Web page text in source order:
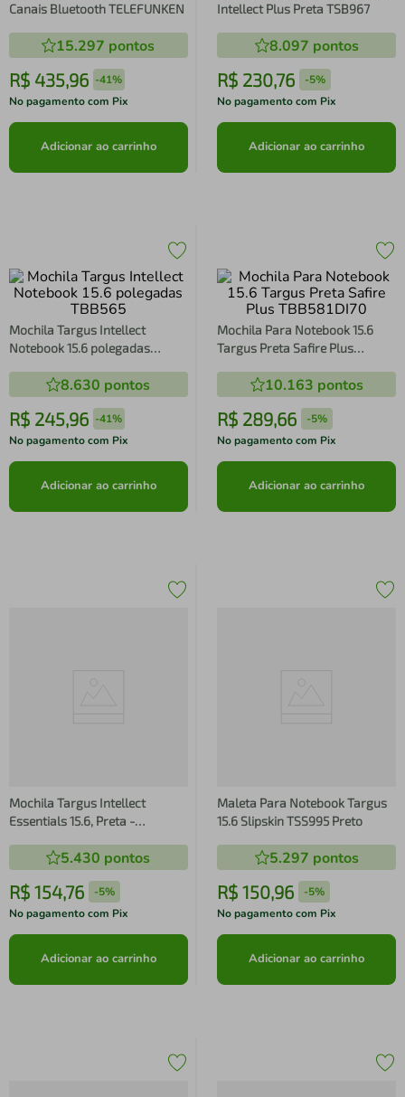
Canais Bluetooth TELEFUNKEN
15.297 pontos
R$ 435,96 -41%
No pagamento com Pix
Adicionar ao carrinho
Intellect Plus Preta TSB967
8.097 pontos
R$ 230,76 -5%
No pagamento com Pix
Adicionar ao carrinho
Mochila Targus Intellect
Notebook 15.6 polegadas
8.630 pontos
R$ 245,96 -41%
No pagamento com Pix
Adicionar ao carrinho
Mochila Para Notebook 15.6
Targus Preta Safire Plus
10.163 pontos
R$ 289,66 -5%
No pagamento com Pix
Adicionar ao carrinho
Mochila Targus Intellect
Essentials 15.6, Preta -
5.430 pontos
R$ 154,76 -5%
No pagamento com Pix
Adicionar ao carrinho
Maleta Para Notebook Targus
15.6 Slipskin TSS995 Preto
5.297 pontos
R$ 150,96 -5%
No pagamento com Pix
Adicionar ao carrinho